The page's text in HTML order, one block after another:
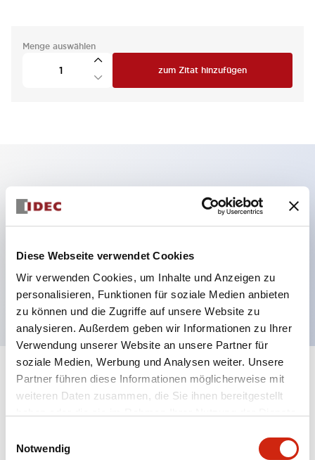
Diese Webseite verwendet Cookies
Wir verwenden Cookies, um Inhalte und Anzeigen zu
personalisieren, Funktionen für soziale Medien anbieten
zu können und die Zugriffe auf unsere Website zu
analysieren. Außerdem geben wir Informationen zu Ihrer
Verwendung unserer Website an unsere Partner für
soziale Medien, Werbung und Analysen weiter. Unsere
Partner führen diese Informationen möglicherweise mit
weiteren Daten zusammen, die Sie ihnen bereitgestellt
Notwendig
Menge auswählen
zum Zitat hinzufügen
Mehrfachbefestigung möglich
Der schlüsselsichere Selektorschalter verwendet
eine hochsichere Stiftzuhaltungsstruktur
Schutzart IP65 (IEC60529)
Spezifikationen Alle erweitern
Aesthetic Specifications
Electrical Specifications (rated illuminated